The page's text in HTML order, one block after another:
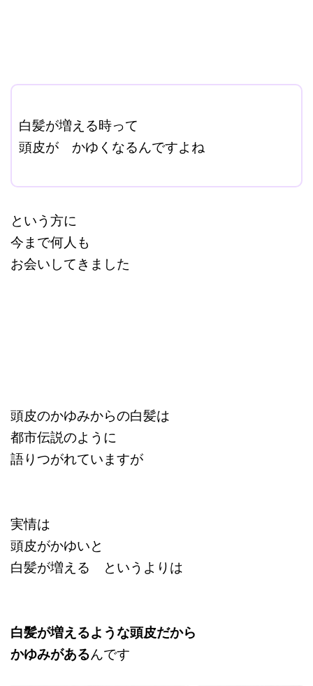
白髪が増える時って
頭皮が かゆくなるんですよね
という方に
今まで何人も
お会いしてきました
頭皮のかゆみからの白髪は
都市伝説のように
語りつがれていますが
実情は
頭皮がかゆいと
白髪が増える というよりは
白髪が増えるような頭皮だから
かゆみがあるんです